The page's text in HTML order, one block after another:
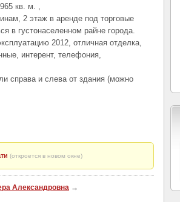
кв. м. ,
2 этаж в аренде под торговые
в густонаселенном райне города.
2012, отличная отделка,
интерент, телефония,
справа и слева от здания (можно
(откроется в новом окне)
Александровна →